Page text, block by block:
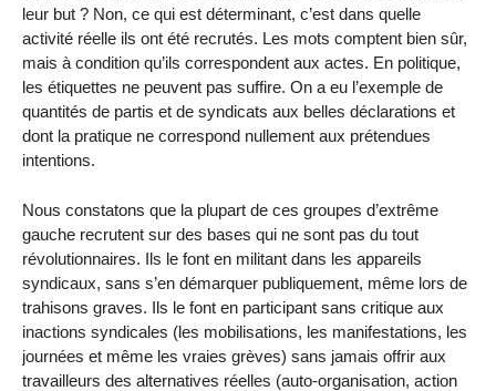
leur but ? Non, ce qui est déterminant, c’est dans quelle
activité réelle ils ont été recrutés. Les mots comptent bien sûr,
mais à condition qu’ils correspondent aux actes. En politique,
les étiquettes ne peuvent pas suffire. On a eu l’exemple de
quantités de partis et de syndicats aux belles déclarations et
dont la pratique ne correspond nullement aux prétendues
intentions.
Nous constatons que la plupart de ces groupes d’extrême
gauche recrutent sur des bases qui ne sont pas du tout
révolutionnaires. Ils le font en militant dans les appareils
syndicaux, sans s’en démarquer publiquement, même lors de
trahisons graves. Ils le font en participant sans critique aux
inactions syndicales (les mobilisations, les manifestations, les
journées et même les vraies grèves) sans jamais offrir aux
travailleurs des alternatives réelles (auto-organisation, action